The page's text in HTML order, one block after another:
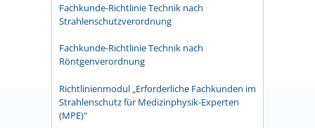
Fachkunde-Richtlinie Technik nach
Strahlenschutzverordnung
Fachkunde-Richtlinie Technik nach
Röntgenverordnung
Richtlinienmodul „Erforderliche Fachkunden im
Strahlenschutz für Medizinphysik-Experten
(MPE)"